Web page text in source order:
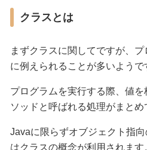
クラスとは
まずクラスに関してですが、
に例えられることが多いようで
プログラムを実行する際、値
ソッドと呼ばれる処理がまとめ
Javaに限らずオブジェクト指
はクラスの概念が利用されます